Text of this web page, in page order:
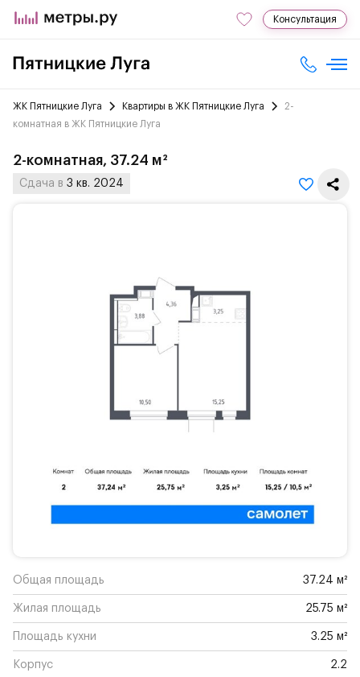
Консультация
ЖК Пятницкие Луга Квартиры в ЖК Пятницкие Луга
2-
комнатная в ЖК Пятницкие Луга
2-комнатная, 37.24 м²
Сдача в 3 кв. 2024
Общая площадь 37.24 м²
Жилая площадь 25.75 м²
Площадь кухни 3.25 м²
Корпус 2.2